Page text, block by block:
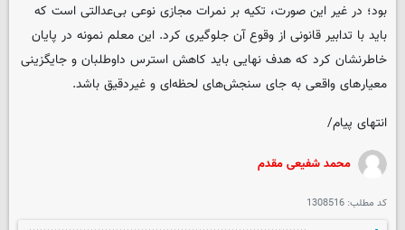
بود؛ در غیر این صورت، تکیه بر نمرات مجازی نوعی بی‌عدالتی است که
باید با تدابیر قانونی از وقوع آن جلوگیری کرد. این معلم نمونه در پایان
خاطرنشان کرد که هدف نهایی باید کاهش استرس داوطلبان و جایگزینی
معیارهای واقعی به جای سنجش‌های لحظه‌ای و غیردقیق باشد.
انتهای پیام/
محمد شفیعی مقدم
کد مطلب: 1308516